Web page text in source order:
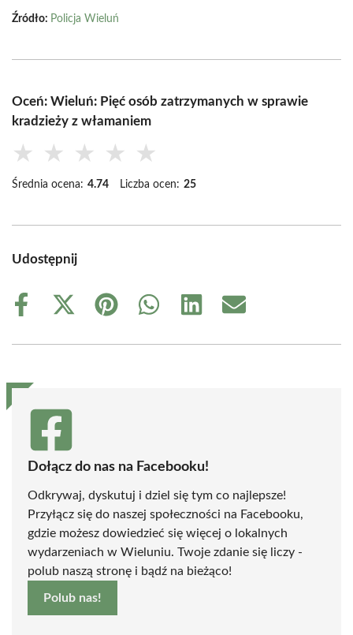
Źródło: Policja Wieluń
Oceń: Wieluń: Pięć osób zatrzymanych w sprawie
kradzieży z włamaniem
★ ★ ★ ★ ★
Średnia ocena: 4.74 Liczba ocen: 25
Udostępnij
Share
Share
(Twitter)
Share
Share
Share
Share
Dołącz do nas na Facebooku!
Odkrywaj, dyskutuj i dziel się tym co najlepsze!
Przyłącz się do naszej społeczności na Facebooku,
gdzie możesz dowiedzieć się więcej o lokalnych
wydarzeniach w Wieluniu. Twoje zdanie się liczy -
polub naszą stronę i bądź na bieżąco!
Polub nas!